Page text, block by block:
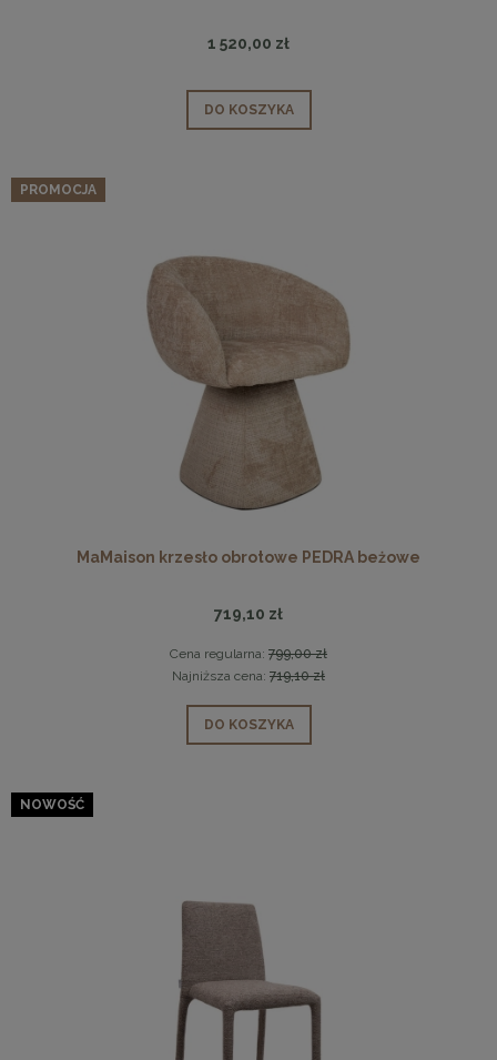
1 520,00 zł
DO KOSZYKA
MaMaison krzesło obrotowe PEDRA beżowe
719,10 zł
Cena regularna: 799,00 zł
Najniższa cena: 719,10 zł
DO KOSZYKA
PROMOCJA
NOWOŚĆ